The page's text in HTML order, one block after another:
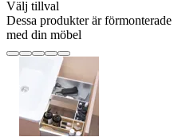
Välj tillval
Dessa produkter är
med din möbel